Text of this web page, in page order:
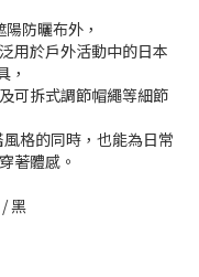
防曬布外，
用於戶外活動中的日本
，
可拆式調節帽繩等細節
格的同時，也能為日常
著體感。
黑